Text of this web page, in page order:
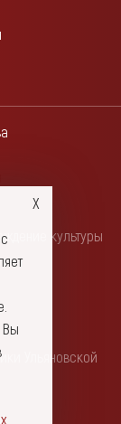
культуры
Ульяновской
с
Вы